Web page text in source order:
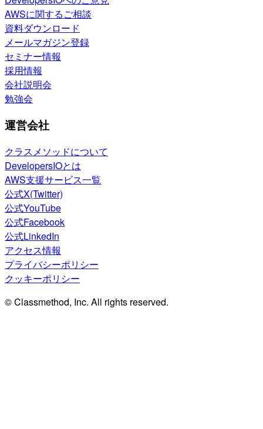
AWSに関するご相談
資料ダウンロード
メールマガジン登録
セミナー情報
採用情報
会社説明会
勉強会
運営会社
クラスメソッドについて
DevelopersIOとは
AWS支援サービス一覧
公式X(Twitter)
公式YouTube
公式Facebook
公式LinkedIn
アクセス情報
プライバシーポリシー
クッキーポリシー
© Classmethod, Inc. All rights reserved.